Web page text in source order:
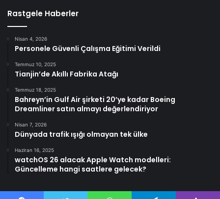
Rastgele Haberler
Nisan 4, 2026
Personele Güvenli Çalışma Eğitimi Verildi
Temmuz 10, 2025
Tianjin’de Akıllı Fabrika Atağı
Temmuz 18, 2025
Bahreyn’in Gulf Air şirketi 20’ye kadar Boeing
Dreamliner satın almayı değerlendiriyor
Nisan 7, 2026
Dünyada trafik ışığı olmayan tek ülke
Haziran 16, 2025
watchOS 26 alacak Apple Watch modelleri:
Güncelleme hangi saatlere gelecek?